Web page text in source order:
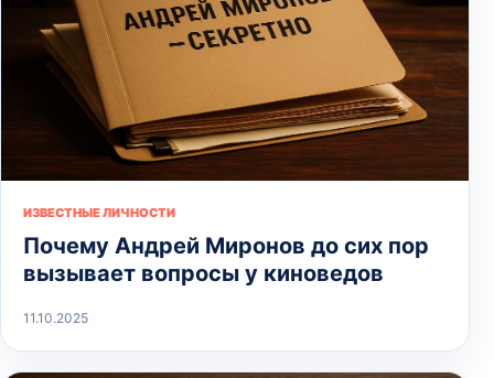
ИЗВЕСТНЫЕ ЛИЧНОСТИ
Почему Андрей Миронов до сих пор
вызывает вопросы у киноведов
11.10.2025